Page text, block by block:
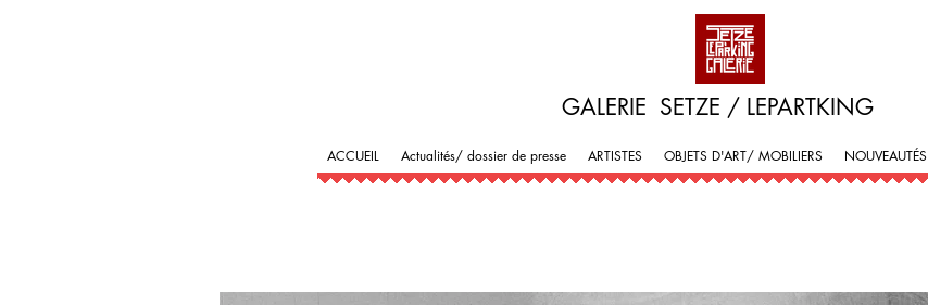
ACCUEIL Actualités/ dossier de presse ARTISTES OBJETS D'ART/ MOBILIERS NOUVEAUTÉS
GALERIE SETZE / LEPARTKING